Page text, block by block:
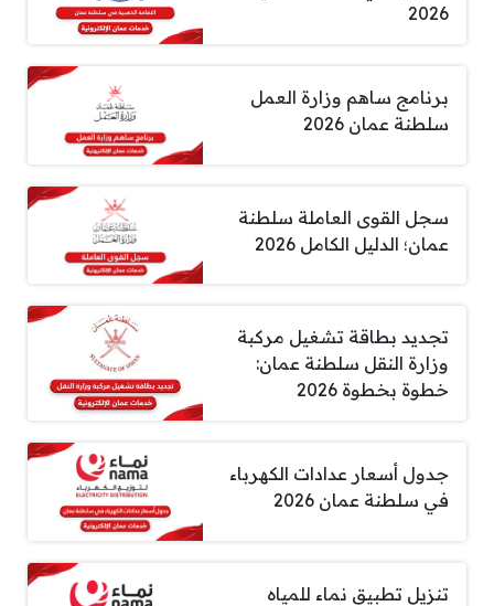
2026
برنامج ساهم وزارة العمل
سلطنة عمان 2026
سجل القوى العاملة سلطنة
عمان؛ الدليل الكامل 2026
تجديد بطاقة تشغيل مركبة
وزارة النقل سلطنة عمان:
خطوة بخطوة 2026
جدول أسعار عدادات الكهرباء
في سلطنة عمان 2026
تنزيل تطبيق نماء للمياه